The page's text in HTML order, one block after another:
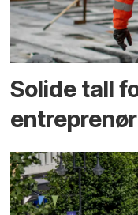
Solide tall
entreprenør